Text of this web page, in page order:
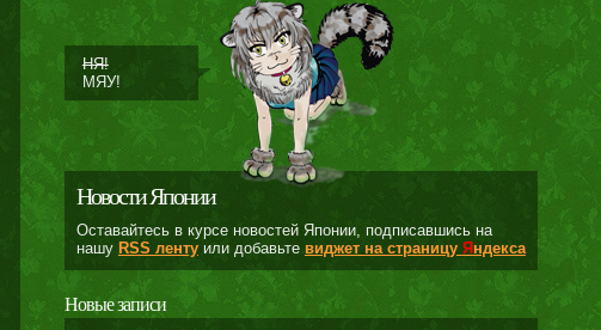
НЯ!
МЯУ!
Новости Японии
Оставайтесь в курсе новостей Японии, подписавшись на
нашу RSS лентуили добавьте виджет на страницу Яндекса
Новые записи